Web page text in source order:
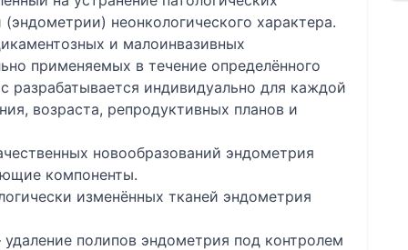
неонкологического характера.
и малоинвазивных
применяемых в течение определённого
разрабатывается индивидуально для каждой
возраста, репродуктивных планов и
новообразований эндометрия
компоненты.
изменённых тканей эндометрия
полипов эндометрия под контролем